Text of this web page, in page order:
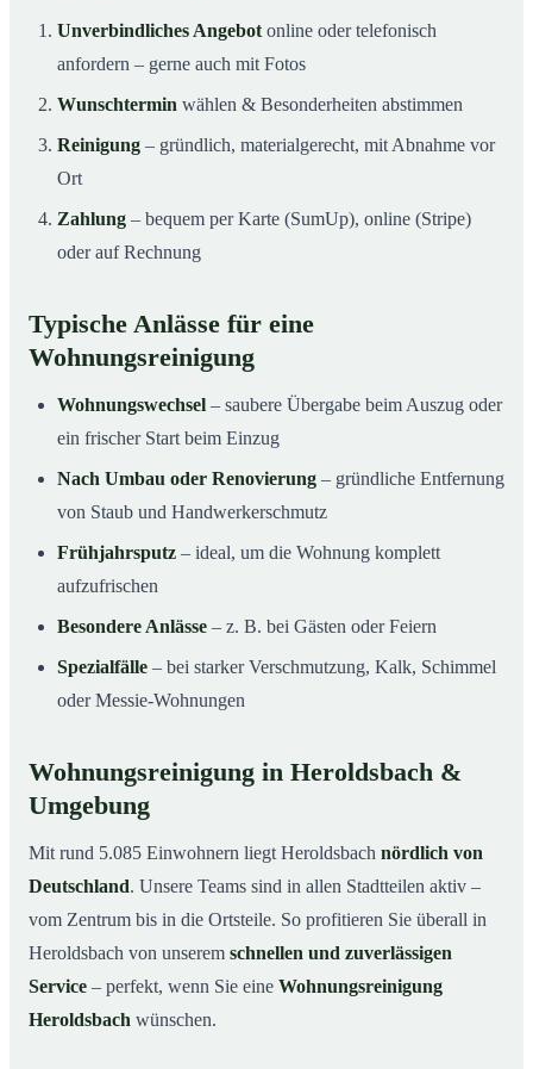
Unverbindliches Angebot online oder telefonisch
anfordern – gerne auch mit Fotos
Wunschtermin wählen & Besonderheiten abstimmen
Reinigung – gründlich, materialgerecht, mit Abnahme vor
Ort
Zahlung – bequem per Karte (SumUp), online (Stripe)
oder auf Rechnung
Typische Anlässe für eine
Wohnungsreinigung
Wohnungswechsel – saubere Übergabe beim Auszug oder
ein frischer Start beim Einzug
Nach Umbau oder Renovierung – gründliche Entfernung
von Staub und Handwerkerschmutz
Frühjahrsputz – ideal, um die Wohnung komplett
aufzufrischen
Besondere Anlässe – z. B. bei Gästen oder Feiern
Spezialfälle – bei starker Verschmutzung, Kalk, Schimmel
oder Messie-Wohnungen
Wohnungsreinigung in Heroldsbach &
Umgebung
Mit rund 5.085 Einwohnern liegt Heroldsbach nördlich von
Deutschland. Unsere Teams sind in allen Stadtteilen aktiv –
vom Zentrum bis in die Ortsteile. So profitieren Sie überall in
Heroldsbach von unserem schnellen und zuverlässigen
Service – perfekt, wenn Sie eine Wohnungsreinigung
Heroldsbach wünschen.